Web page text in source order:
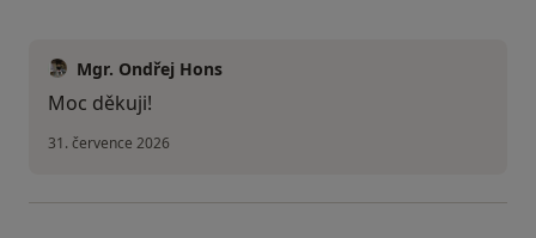
Mgr. Ondřej Hons
Moc děkuji!
31. července 2026